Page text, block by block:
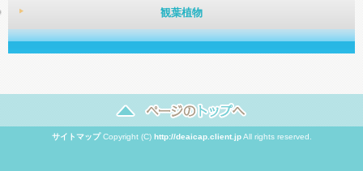
観葉植物
サイトマップCopyright (C) http://deaicap.client.jpAll rights reserved.